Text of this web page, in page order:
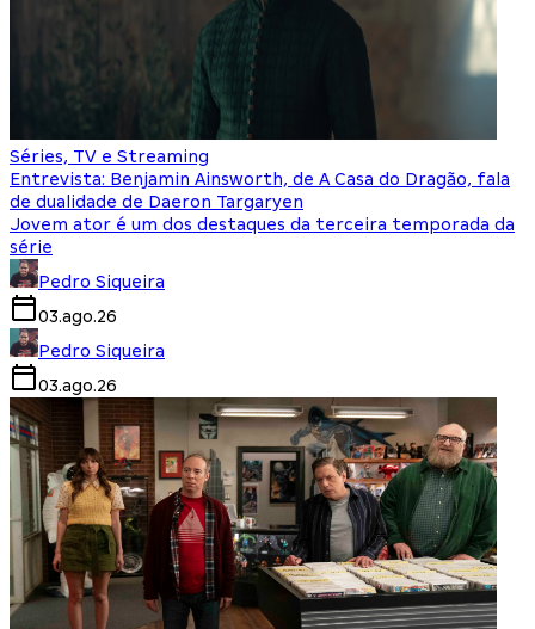
Séries, TV e Streaming
Entrevista: Benjamin Ainsworth, de A Casa do Dragão, fala
de dualidade de Daeron Targaryen
Jovem ator é um dos destaques da terceira temporada da
série
Pedro Siqueira
03.ago.26
Pedro Siqueira
03.ago.26